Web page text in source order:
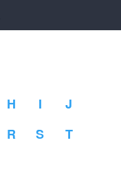
H I
J
R S
T